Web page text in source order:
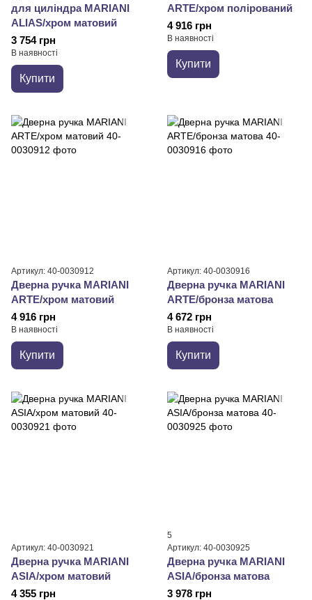
для циліндра MARIANI
ALIAS/хром матовий
3 754 грн
В наявності
Купити
ARTE/хром полірований
4 916 грн
В наявності
Купити
Артикул: 40-0030912
Дверна ручка MARIANI
ARTE/хром матовий
4 916 грн
В наявності
Купити
Артикул: 40-0030916
Дверна ручка MARIANI
ARTE/бронза матова
4 672 грн
В наявності
Купити
Артикул: 40-0030921
Дверна ручка MARIANI
ASIA/хром матовий
4 355 грн
5
Артикул: 40-0030925
Дверна ручка MARIANI
ASIA/бронза матова
3 978 грн